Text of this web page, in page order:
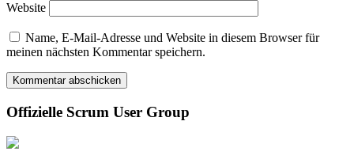
Website
Name, E-Mail-Adresse und Website in diesem Browser für
meinen nächsten Kommentar speichern.
Offizielle Scrum User Group